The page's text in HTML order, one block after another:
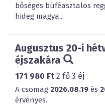
bőséges büféasztalos
hideg magya...
Augusztus 20-i
éjszakára
171 980 Ft 2 fő 3 éj
A csomag 2026.08.19 és
érvényes.